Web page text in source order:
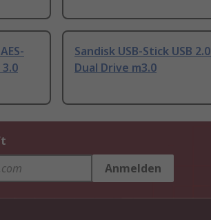
Sandisk USB-Stick USB
Dual Drive m3.0
Anmelden